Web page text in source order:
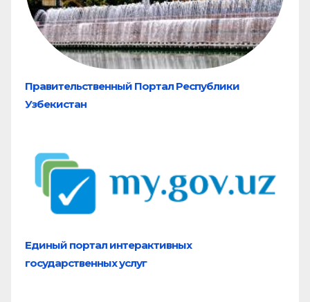
Правительственный Портал Республики
Узбекистан
Единый портал интерактивных
государственных услуг